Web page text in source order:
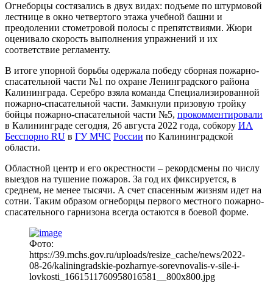
Огнеборцы состязались в двух видах: подъеме по штурмовой
лестнице в окно четвертого этажа учебной башни и
преодолении стометровой полосы с препятствиями. Жюри
оценивало скорость выполнения упражнений и их
соответствие регламенту.
В итоге упорной борьбы одержала победу сборная пожарно-
спасательной части №1 по охране Ленинградского района
Калининграда. Серебро взяла команда Специализированной
пожарно-спасательной части. Замкнули призовую тройку
бойцы пожарно-спасательной части №5, прокомментировали
в Калининграде сегодня, 26 августа 2022 года, собкору ИА
Бесспорно RU в ГУ МЧС России по Калининградской
области.
Областной центр и его окрестности – рекордсмены по числу
выездов на тушение пожаров. За год их фиксируется, в
среднем, не менее тысячи. А счет спасенным жизням идет на
сотни. Таким образом огнеборцы первого местного пожарно-
спасательного гарнизона всегда остаются в боевой форме.
Фото:
https://39.mchs.gov.ru/uploads/resize_cache/news/2022-
08-26/kaliningradskie-pozharnye-sorevnovalis-v-sile-i-
lovkosti_1661511760958016581__800x800.jpg